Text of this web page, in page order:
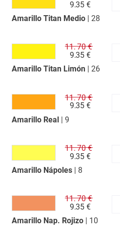
Amarillo Titan Medio| 28
9.35 €
Amarillo Titan Limón| 26
11.70 €
9.35 €
Amarillo Real| 9
11.70 €
9.35 €
Amarillo Nápoles| 8
11.70 €
9.35 €
Amarillo Nap. Rojizo| 10
11.70 €
9.35 €